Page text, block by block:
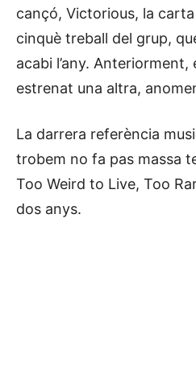
cançó, Victorious, la
cinquè treball del grup,
acabi l’any. Anteriorment,
estrenat una altra,
La darrera referència
trobem no fa pas massa
Too Weird to Live, Too
dos anys.